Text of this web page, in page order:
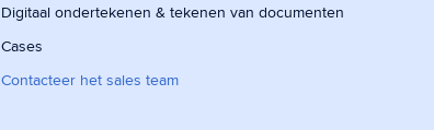
Digitaal ondertekenen & tekenen van documenten
Cases
Contacteer het sales team